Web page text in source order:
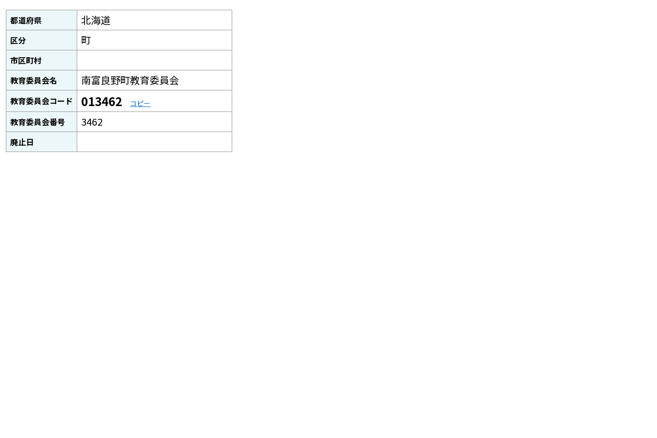
都道府県 北海道
区分 町
市区町村
教育委員会名
南富良野町教育委員会
教育委員会コード 013462 コピー
教育委員会番号 3462
廃止日